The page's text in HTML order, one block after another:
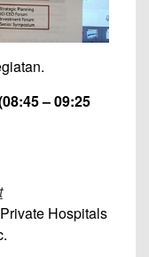
– 09:25
Hospitals